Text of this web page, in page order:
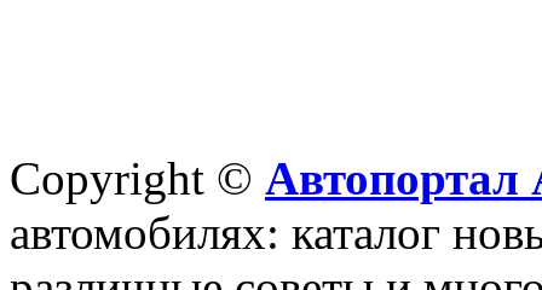
Copyright © Автопортал
автомобилях: каталог